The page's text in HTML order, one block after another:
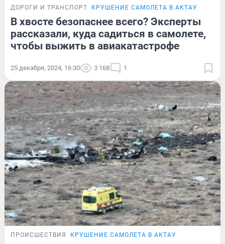
ДОРОГИ И ТРАНСПОРТ КРУШЕНИЕ САМОЛЕТА В АКТАУ
В хвосте безопаснее всего? Эксперты
рассказали, куда садиться в самолете,
чтобы выжить в авиакатастрофе
25 декабря, 2024, 16:30 3 168 1
ПРОИСШЕСТВИЯ КРУШЕНИЕ САМОЛЕТА В АКТАУ